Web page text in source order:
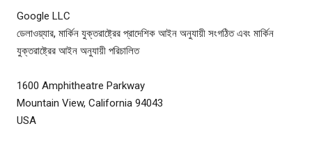
Google LLC
ডেলাওয়্যার, মার্কিন যুক্তরাষ্ট্রের প্রাদেশিক আইন অনুযায়ী সংগঠিত এবং মার্কিন
যুক্তরাষ্ট্রের আইন অনুযায়ী পরিচালিত
1600 Amphitheatre Parkway
Mountain View, California 94043
USA